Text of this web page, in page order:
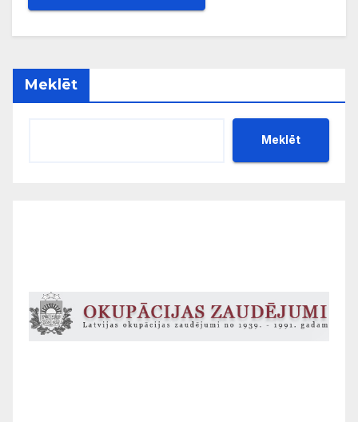
Meklēt
Meklēt